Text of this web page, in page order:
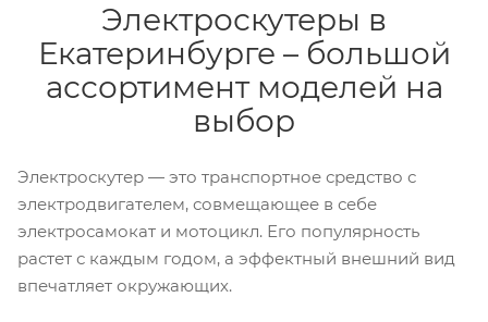
Электроскутеры в
Екатеринбурге – большой
ассортимент моделей на
выбор
Электроскутер — это транспортное средство с
электродвигателем, совмещающее в себе
электросамокат и мотоцикл. Его популярность
растет с каждым годом, а эффектный внешний вид
впечатляет окружающих.